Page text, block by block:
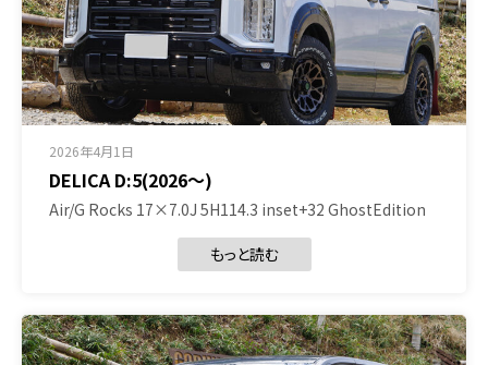
2026年4月1日
DELICA D:5(2026～)
Air/G Rocks 17×7.0J 5H114.3 inset+32 GhostEdition
もっと読む